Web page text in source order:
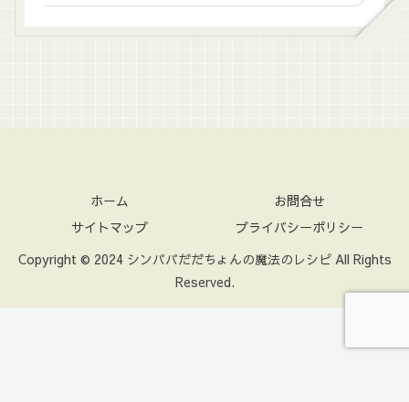
ホーム
お問合せ
サイトマップ
プライバシーポリシー
Copyright © 2024 シンパパだだちょんの魔法のレシピ All Rights
Reserved.